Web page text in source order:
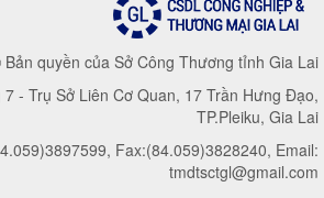
quyền của Sở Công Thương tỉnh Gia Lai
- Trụ Sở Liên Cơ Quan, 17 Trần Hưng Đạo,
TP.Pleiku, Gia Lai
Fax:(84.059)3828240, Email:
tmdtsctgl@gmail.com